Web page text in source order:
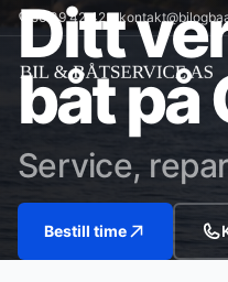
56 39 42 42
Ditt
båt på
Service,
Bestill time